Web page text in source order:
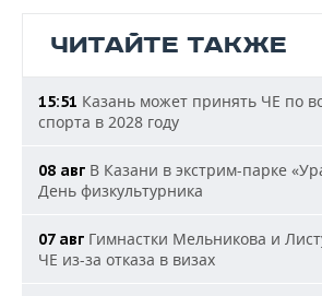
ЧИТАЙТЕ ТАКЖЕ
15:51 Казань может принять ЧЕ по
спорта в 2028 году
08 авг В Казани в экстрим-парке
День физкультурника
07 авг Гимнастки Мельникова и
ЧЕ из-за отказа в визах